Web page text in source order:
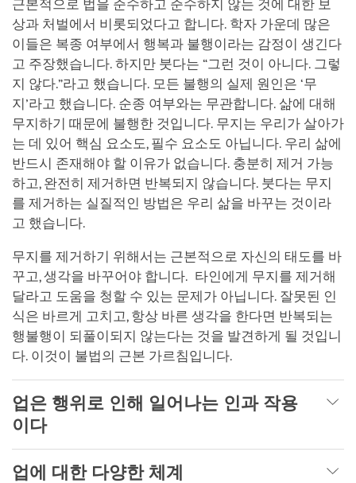
근본적으로 법을 준수하고 준수하지 않는 것에 대한 보
상과 처벌에서 비롯되었다고 합니다. 학자 가운데 많은
이들은 복종 여부에서 행복과 불행이라는 감정이 생긴다
고 주장했습니다. 하지만 붓다는 “그런 것이 아니다. 그렇
지 않다.”라고 했습니다. 모든 불행의 실제 원인은 ‘무
지’라고 했습니다. 순종 여부와는 무관합니다. 삶에 대해
무지하기 때문에 불행한 것입니다. 무지는 우리가 살아가
는 데 있어 핵심 요소도, 필수 요소도 아닙니다. 우리 삶에
반드시 존재해야 할 이유가 없습니다. 충분히 제거 가능
하고, 완전히 제거하면 반복되지 않습니다. 붓다는 무지
를 제거하는 실질적인 방법은 우리 삶을 바꾸는 것이라
고 했습니다.
무지를 제거하기 위해서는 근본적으로 자신의 태도를 바
꾸고, 생각을 바꾸어야 합니다. 타인에게 무지를 제거해
달라고 도움을 청할 수 있는 문제가 아닙니다. 잘못된 인
식은 바르게 고치고, 항상 바른 생각을 한다면 반복되는
행불행이 되풀이되지 않는다는 것을 발견하게 될 것입니
다. 이것이 불법의 근본 가르침입니다.
업은 행위로 인해 일어나는 인과 작용
이다
업에 대한 다양한 체계